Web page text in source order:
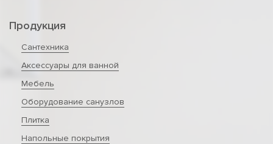
Продукция
Сантехника
Аксессуары для ванной
Мебель
Оборудование санузлов
Плитка
Напольные покрытия